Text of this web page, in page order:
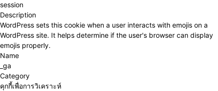
session
Description
WordPress sets this cookie when a user interacts with emojis on a
WordPress site. It helps determine if the user's browser can display
emojis properly.
Name
_ga
Category
คุกกี้เพื่อการวิเคราะห์